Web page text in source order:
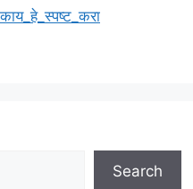
Search